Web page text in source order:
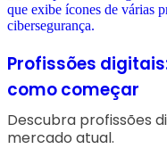
Profissões
como começar
Descubra profissões
mercado atual.